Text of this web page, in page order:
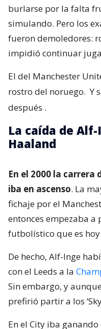
burlarse por la falta
simulando. Pero los
fueron demoledores:
impidió continuar
El del Manchester
rostro del noruego. Y
después .
La caída de
Haaland
En el 2000 la carrera
iba en ascenso. La
fichaje por el
entonces empezaba a
futbolístico que es hoy.
De hecho, Alf-Inge
con el Leeds a la
Sin embargo, y
prefirió partir a los
En el City iba